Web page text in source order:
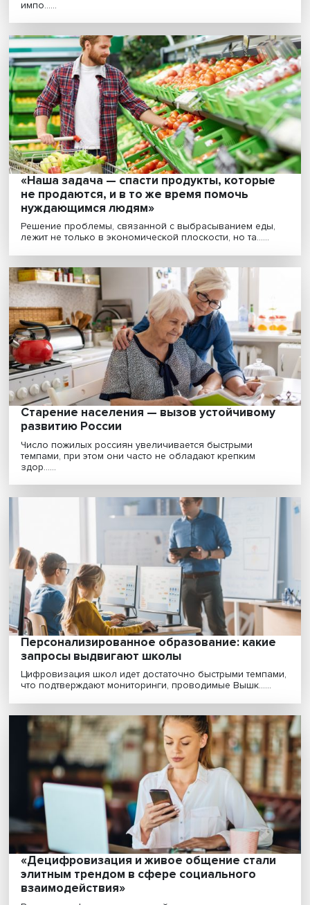
Салонные споры: каким будет новое
медиапространство
Российская медиасреда переживает существенную
трансформацию. В новой реальности может вырасти
зна......
Климатический перелом: масштабы
для мировой экономики огромны
Как будет работать система торговли выбросами,
место в безуглеродном мире займет атомная эн......
«Не хуже, чем у соседа»:
потребление загоняет россиян в долги
Рантье цифровой эпохи не хотят трудиться (в
смысле этого слова), а если им и другим люд......